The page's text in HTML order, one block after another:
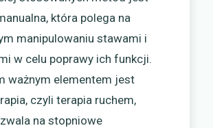
która polega na
manipulowaniu stawami i
w celu poprawy ich funkcji.
ważnym elementem jest
czyli terapia ruchem,
na stopniowe